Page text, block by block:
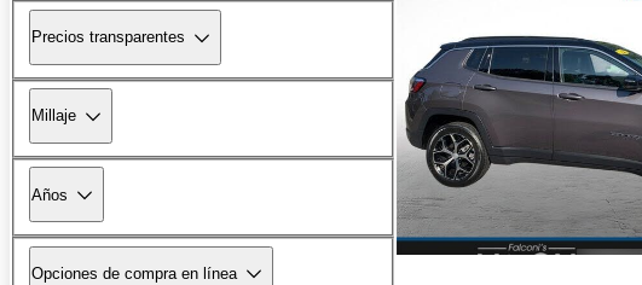
Precios transparentes
Millaje
Años
Opciones de compra en línea